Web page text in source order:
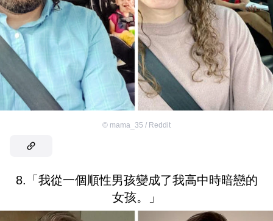
© mama_35 / Reddit
8.「我從一個順性男孩變成了我高中時暗戀的
女孩。」